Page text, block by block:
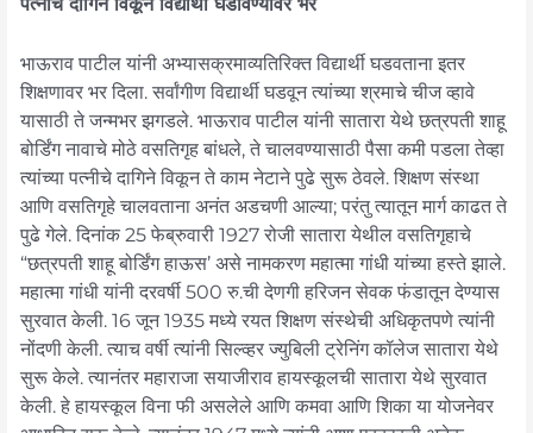
भाऊराव पाटील यांनी अभ्यासक्रमाव्यतिरिक्त विद्यार्थी घडवताना इतर
शिक्षणावर भर दिला. सर्वांगीण विद्यार्थी घडवून त्यांच्या श्रमाचे चीज व्हावे
यासाठी ते जन्मभर झगडले. भाऊराव पाटील यांनी सातारा येथे छत्रपती शाहू
बोर्डिंग नावाचे मोठे वसतिगृह बांधले, ते चालवण्यासाठी पैसा कमी पडला तेव्हा
त्यांच्या पत्नीचे दागिने विकून ते काम नेटाने पुढे सुरू ठेवले. शिक्षण संस्था
आणि वसतिगृहे चालवताना अनंत अडचणी आल्या; परंतु त्यातून मार्ग काढत ते
पुढे गेले. दिनांक 25 फेब्रुवारी 1927 रोजी सातारा येथील वसतिगृहाचे
“छत्रपती शाहू बोर्डिंग हाऊस’ असे नामकरण महात्मा गांधी यांच्या हस्ते झाले.
महात्मा गांधी यांनी दरवर्षी 500 रु.ची देणगी हरिजन सेवक फंडातून देण्यास
सुरवात केली. 16 जून 1935 मध्ये रयत शिक्षण संस्थेची अधिकृतपणे त्यांनी
नोंदणी केली. त्याच वर्षी त्यांनी सिल्व्हर ज्युबिली ट्रेनिंग कॉलेज सातारा येथे
सुरू केले. त्यानंतर महाराजा सयाजीराव हायस्कूलची सातारा येथे सुरवात
केली. हे हायस्कूल विना फी असलेले आणि कमवा आणि शिका या योजनेवर